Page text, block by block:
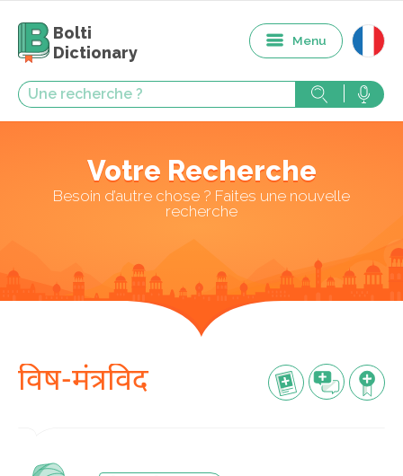
Bolti
Dictionary
Menu
Votre Recherche
Besoin d’autre chose ? Faites une nouvelle
recherche
विष-मंत्रविद